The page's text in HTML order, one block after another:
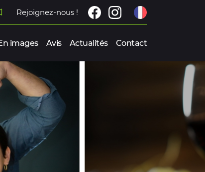
Rejoignez-nous !
images Avis Actualités Contact
NOS VINS
LOIRE